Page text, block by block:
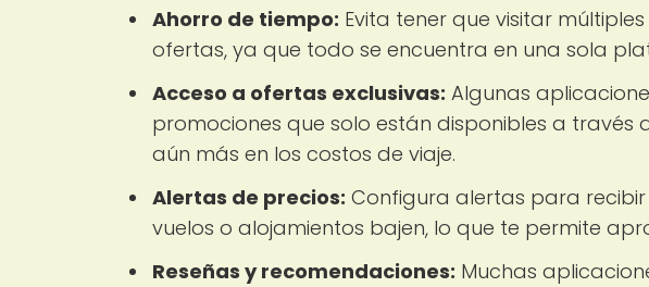
Ahorro de tiempo: Evita tener que visitar
ofertas, ya que todo se encuentra en una sola
Acceso a ofertas exclusivas: Algunas
promociones que solo están disponibles a
aún más en los costos de viaje.
Alertas de precios: Configura alertas para
vuelos o alojamientos bajen, lo que te permite
Reseñas y recomendaciones: Muchas